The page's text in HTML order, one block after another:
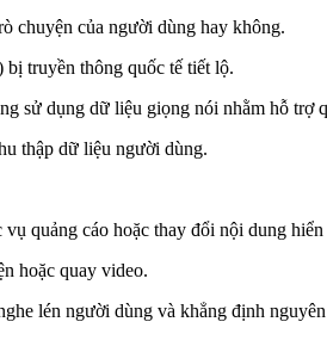
chuyện của người dùng hay không.
truyền thông quốc tế tiết lộ.
sử dụng dữ liệu giọng nói nhằm hỗ trợ
thập dữ liệu người dùng.
quảng cáo hoặc thay đổi nội dung
hoặc quay video.
lén người dùng và khẳng định